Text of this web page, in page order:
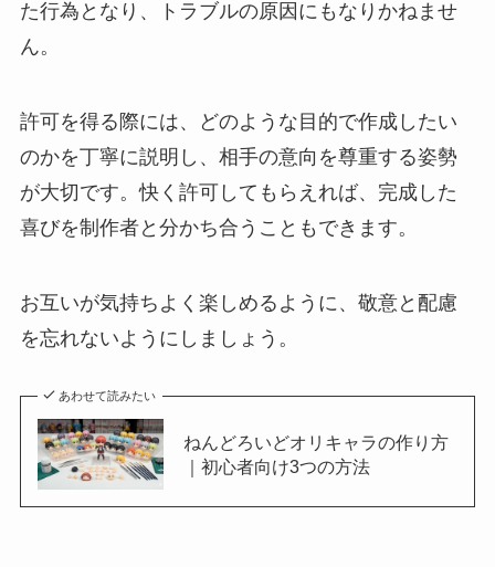
た行為となり、トラブルの原因にもなりかねませ
ん。
許可を得る際には、どのような目的で作成したい
のかを丁寧に説明し、相手の意向を尊重する姿勢
が大切です。快く許可してもらえれば、完成した
喜びを制作者と分かち合うこともできます。
お互いが気持ちよく楽しめるように、敬意と配慮
を忘れないようにしましょう。
あわせて読みたい
ねんどろいどオリキャラの作り方
｜初心者向け3つの方法